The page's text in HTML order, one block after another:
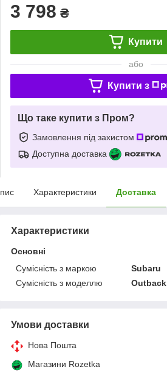
3 798 ₴
Купити
або
Купити з
Що таке купити з Пром?
Замовлення під захистом
Доступна доставка
Характеристики Доставка
Характеристики
Основні
Сумісність з маркою
Subaru
Сумісність з моделлю
Outback
Умови доставки
Нова Пошта
Магазини Rozetka